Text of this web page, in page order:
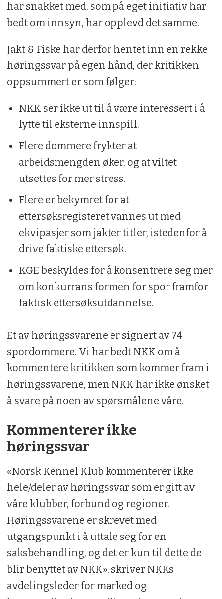
har snakket med, som på eget initiativ har
bedt om innsyn, har opplevd det samme.
Jakt & Fiske har derfor hentet inn en rekke
høringssvar på egen hånd, der kritikken
oppsummert er som følger:
NKK ser ikke ut til å være interessert i å
lytte til eksterne innspill.
Flere dommere frykter at
arbeidsmengden øker, og at viltet
utsettes for mer stress.
Flere er bekymret for at
ettersøksregisteret vannes ut med
ekvipasjer som jakter titler, istedenfor å
drive faktiske ettersøk.
KGE beskyldes for å konsentrere seg mer
om konkurrans formen for spor framfor
faktisk ettersøksutdannelse.
Et av høringssvarene er signert av 74
spordommere. Vi har bedt NKK om å
kommentere kritikken som kommer fram i
høringssvarene, men NKK har ikke ønsket
å svare på noen av spørsmålene våre.
Kommenterer ikke
høringssvar
«Norsk Kennel Klub kommenterer ikke
hele/deler av høringssvar som er gitt av
våre klubber, forbund og regioner.
Høringssvarene er skrevet med
utgangspunkt i å uttale seg for en
saksbehandling, og det er kun til dette de
blir benyttet av NKK», skriver NKKs
avdelingsleder for marked og